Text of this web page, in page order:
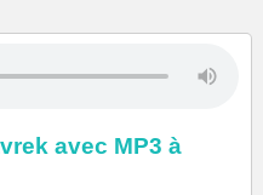
avec MP3 à